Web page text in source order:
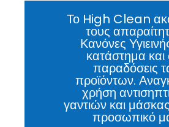
Το High Clean
τους
Κανόνες
κατάστημα και
παραδόσεις
προϊόντων.
χρήση
γαντιών και
προσωπικό